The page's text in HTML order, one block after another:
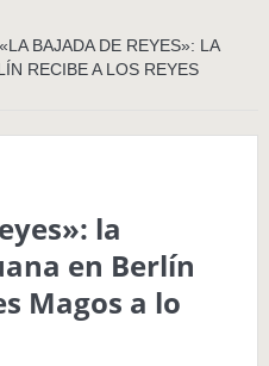
«LA BAJADA DE REYES»: LA
RECIBE A LOS REYES
la
en Berlín
Magos a lo